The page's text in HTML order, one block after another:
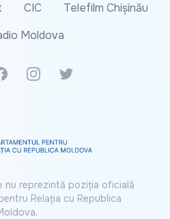
CIC
Telefilm Chișinău
Moldova
InstagramTwitter
nu reprezintă poziția oficială
Relația cu Republica